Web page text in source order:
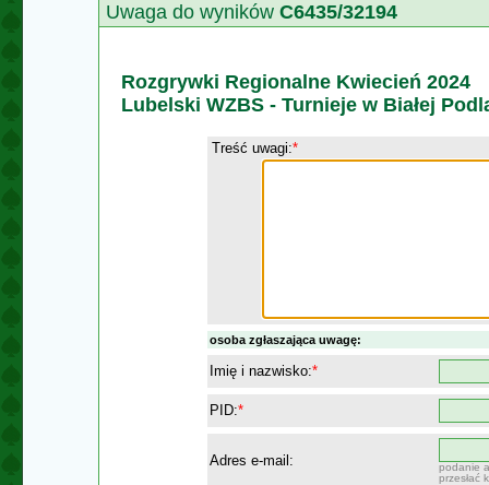
Uwaga do wyników C6435/32194
Rozgrywki Regionalne Kwiecień 2024
Lubelski WZBS - Turnieje w Białej
Treść uwagi:*
osoba zgłaszająca uwagę:
Imię i nazwisko:*
PID:*
Adres e-mail:
podanie
przesłać